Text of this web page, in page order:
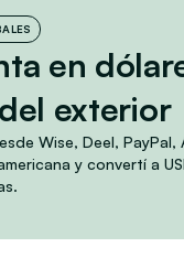
en
exterior
Wise, Deel, PayPal,
y convertí a